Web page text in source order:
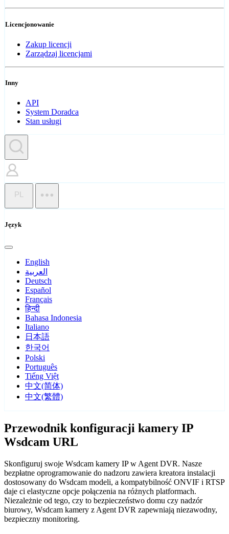
Licencjonowanie
Zakup licencji
Zarządzaj licencjami
Inny
API
System Doradca
Stan usługi
PL
Język
English
العربية
Deutsch
Español
Français
हिन्दी
Bahasa Indonesia
Italiano
日本語
한국어
Polski
Português
Tiếng Việt
中文(简体)
中文(繁體)
Przewodnik konfiguracji kamery IP
Wsdcam URL
Skonfiguruj swoje Wsdcam kamery IP w Agent DVR. Nasze
bezpłatne oprogramowanie do nadzoru zawiera kreatora instalacji
dostosowany do Wsdcam modeli, a kompatybilność ONVIF i RTSP
daje ci elastyczne opcje połączenia na różnych platformach.
Niezależnie od tego, czy to bezpieczeństwo domu czy nadzór
biurowy, Wsdcam kamery z Agent DVR zapewniają niezawodny,
bezpieczny monitoring.